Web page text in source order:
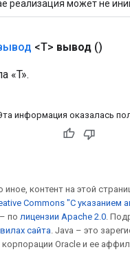
реализация может не
<T> вывод ()
«T».
информация оказалась
иное, контент на этой
Commons "С указанием
по лицензии Apache 2.0 .
сайта . Java – это
Oracle и ее